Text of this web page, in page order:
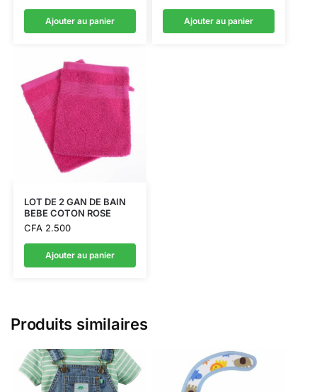
Ajouter au panier Ajouter au panier
LOT DE 2 GAN DE BAIN
BEBE COTON ROSE
CFA2.500
Ajouter au panier
Produits similaires